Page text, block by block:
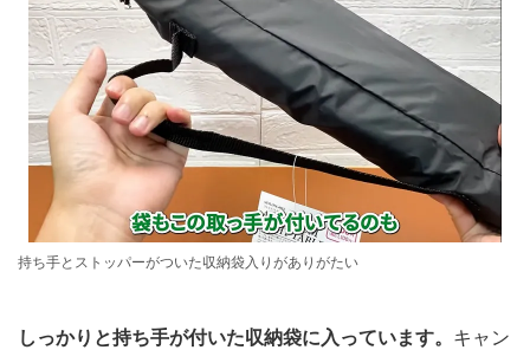
持ち手とストッパーがついた収納袋入りがありがたい
しっかりと持ち手が付いた収納袋に入っています。 キャン